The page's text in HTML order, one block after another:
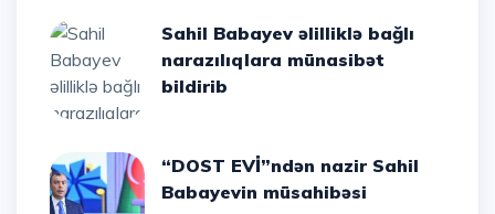
Sahil Babayev əlilliklə bağlı
narazılıqlara münasibət
bildirib
“DOST EVİ”ndən nazir Sahil
Babayevin müsahibəsi